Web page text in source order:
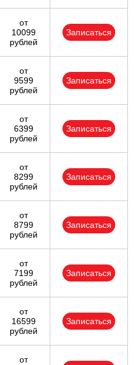
от
10099
рублей
Записаться
от
9599
рублей
Записаться
от
6399
рублей
Записаться
от
8299
рублей
Записаться
от
8799
рублей
Записаться
от
7199
рублей
Записаться
от
16599
рублей
Записаться
от